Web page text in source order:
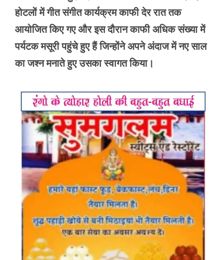
होटलों में गीत संगीत कार्यक्रम काफी देर रात तक
आयोजित किए गए और इस दौरान काफी अधिक संख्या में
पर्यटक मसूरी पहुंचे हुए हैं जिन्होंने अपने अंदाज में नए साल
का जश्न मनाते हुए उसका स्वागत किया।